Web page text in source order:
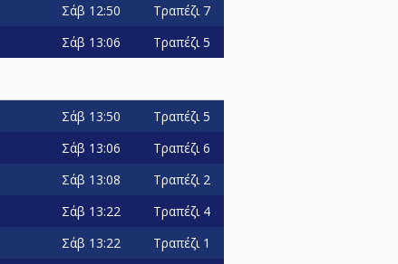
Σάβ 12:50 Τραπέζι 7
Σάβ 13:06 Τραπέζι 5
Σάβ 13:50 Τραπέζι 5
Σάβ 13:06 Τραπέζι 6
Σάβ 13:08 Τραπέζι 2
Σάβ 13:22 Τραπέζι 4
Σάβ 13:22 Τραπέζι 1